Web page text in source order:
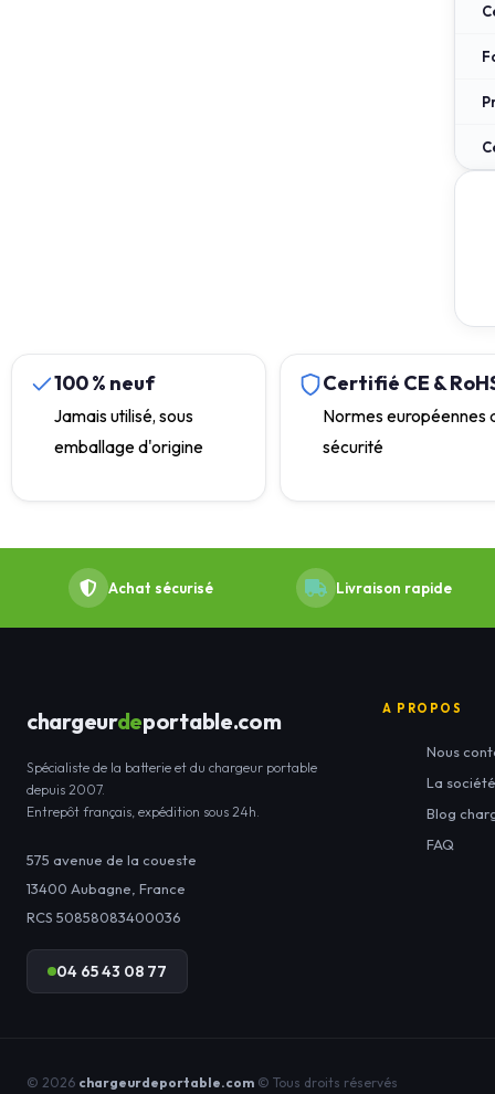
100 % neuf
Jamais utilisé, sous
emballage d'origine
Certifié CE &
Normes européennes
sécurité
Achat sécurisé Livraison rapide
chargeurdeportable.com
Spécialiste de la batterie et du chargeur portable
depuis 2007.
Entrepôt français, expédition sous 24h.
575 avenue de la coueste
13400 Aubagne France
RCS 50858083400036
04 65 43 08 77
A PROPOS
Nous
La
Blog
FAQ
© 2026 chargeurdeportable.com © Tous droits réservés